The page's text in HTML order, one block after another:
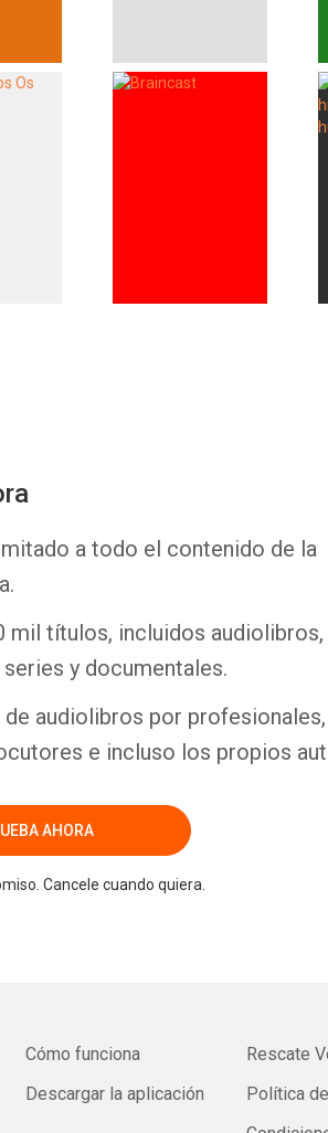
a todo el contenido de la
mil títulos, incluidos audiolibros,
y documentales.
de audiolibros por
e incluso los propios
AHORA
Cancele cuando quiera.
Cómo funciona
Descargar la aplicación
Rescate
Política